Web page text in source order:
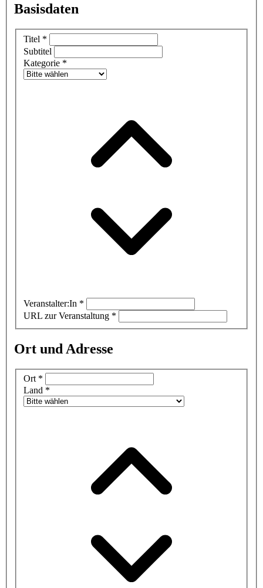
Basisdaten
Titel *
Subtitel
Kategorie *
Veranstalter:In *
URL zur Veranstaltung *
Ort und Adresse
Ort *
Land *